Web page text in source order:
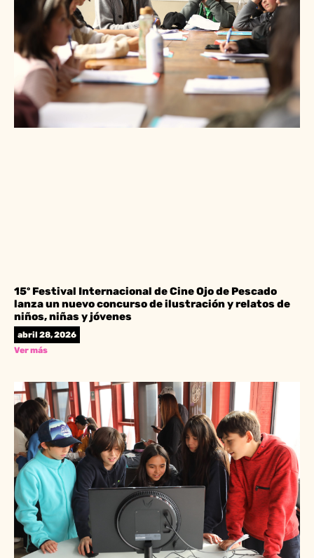
15º Festival Internacional de Cine Ojo de Pescado
lanza un nuevo concurso de ilustración y relatos de
niños, niñas y jóvenes
abril 28, 2026
Ver más